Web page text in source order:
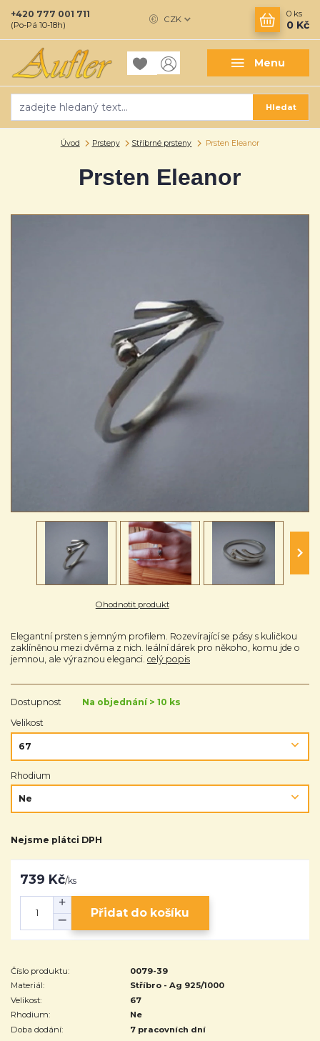
Menu
CZK
Hledat
+420 777 001 711
(Po-Pá 10-18h)
0 ks
0 Kč
Úvod Prsteny Stříbrné prsteny Prsten Eleanor
Prsten Eleanor
Ohodnotit produkt
Elegantní prsten s jemným profilem. Rozevírající se pásy s kuličkou
zaklíněnou mezi dvěma z nich. Ieální dárek pro někoho, komu jde o
jemnou, ale výraznou eleganci. celý popis
Dostupnost
Na objednání > 10 ks
Velikost
Rhodium
Nejsme plátci DPH
739 Kč/ks
Přidat do košíku
Číslo produktu:
0079-39
Materiál:
Stříbro - Ag 925/1000
Velikost:
67
Rhodium:
Ne
Doba dodání:
7 pracovních dní